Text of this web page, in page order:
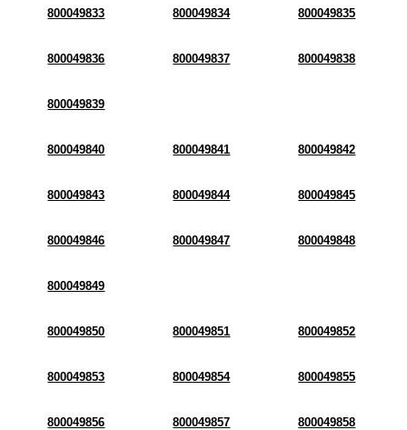
800049833 800049834 800049835
800049836 800049837 800049838
800049839
800049840 800049841 800049842
800049843 800049844 800049845
800049846 800049847 800049848
800049849
800049850 800049851 800049852
800049853 800049854 800049855
800049856 800049857 800049858